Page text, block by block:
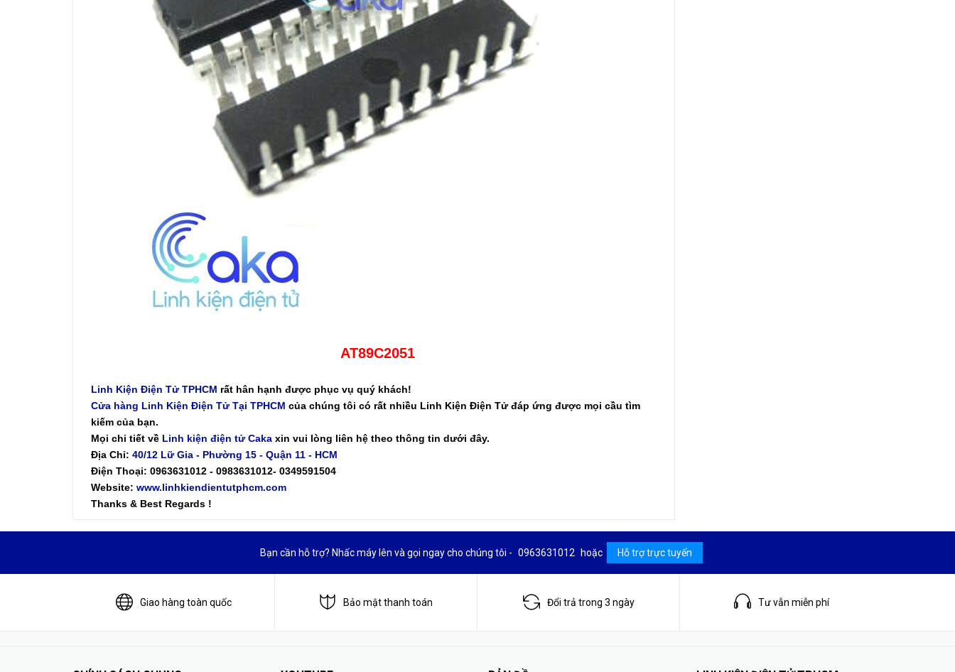
AT89C2051
Linh Kiện Điện Tử TPHCM rất hân hạnh được phục vụ quý khách!
Cửa hàng Linh Kiện Điện Tử Tại TPHCM của chúng tôi có rất nhiều Linh Kiện Điện Tử đáp ứng được mọi cầu tìm
kiếm của bạn.
Mọi chi tiết về Linh kiện điện tử Caka xin vui lòng liên hệ theo thông tin dưới đây.
Địa Chỉ: 40/12 Lữ Gia - Phường 15 - Quận 11 - HCM
Điện Thoại: 0963631012 - 0983631012- 0349591504
Website: www.linhkiendientutphcm.com
Thanks & Best Regards !
Bạn cần hỗ trợ? Nhấc máy lên và gọi ngay cho chúng tôi - 0963631012 hoặc Hỗ trợ trực tuyến
Giao hàng toàn quốc Bảo mật thanh toán Đổi trả trong 3 ngày Tư vẫn miễn phí